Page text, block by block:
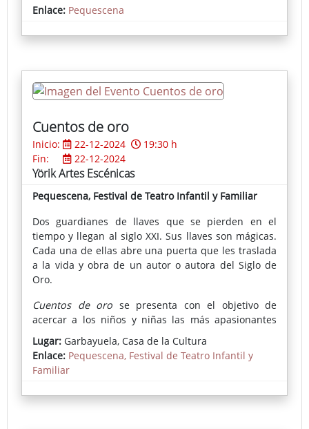
rana por muy príncipe que sea, porque no quiere
ofreciendo lo que un buen cuento clásico debe
tener.
Enlace: Pequescena
Cuentos de oro
Inicio: 22-12-2024
19:30 h
Fin:
22-12-2024
Yörik Artes Escénicas
Pequescena, Festival de Teatro Infantil y Familiar
Dos guardianes de llaves que se pierden en el
tiempo y llegan al siglo XXI. Sus llaves son mágicas.
Cada una de ellas abre una puerta que les traslada
a la vida y obra de un autor o autora del Siglo de
Oro.
Cuentos de oro se presenta con el objetivo de
acercar a los niños y niñas las más apasionantes
de contar, los más pequeños se introducen en un
imaginario lleno de molinos que se convierten en
gigantes, caballeros andantes, damas enamoradas,
Lugar: Garbayuela, Casa de la Cultura
Enlace: Pequescena, Festival de Teatro Infantil y
Familiar